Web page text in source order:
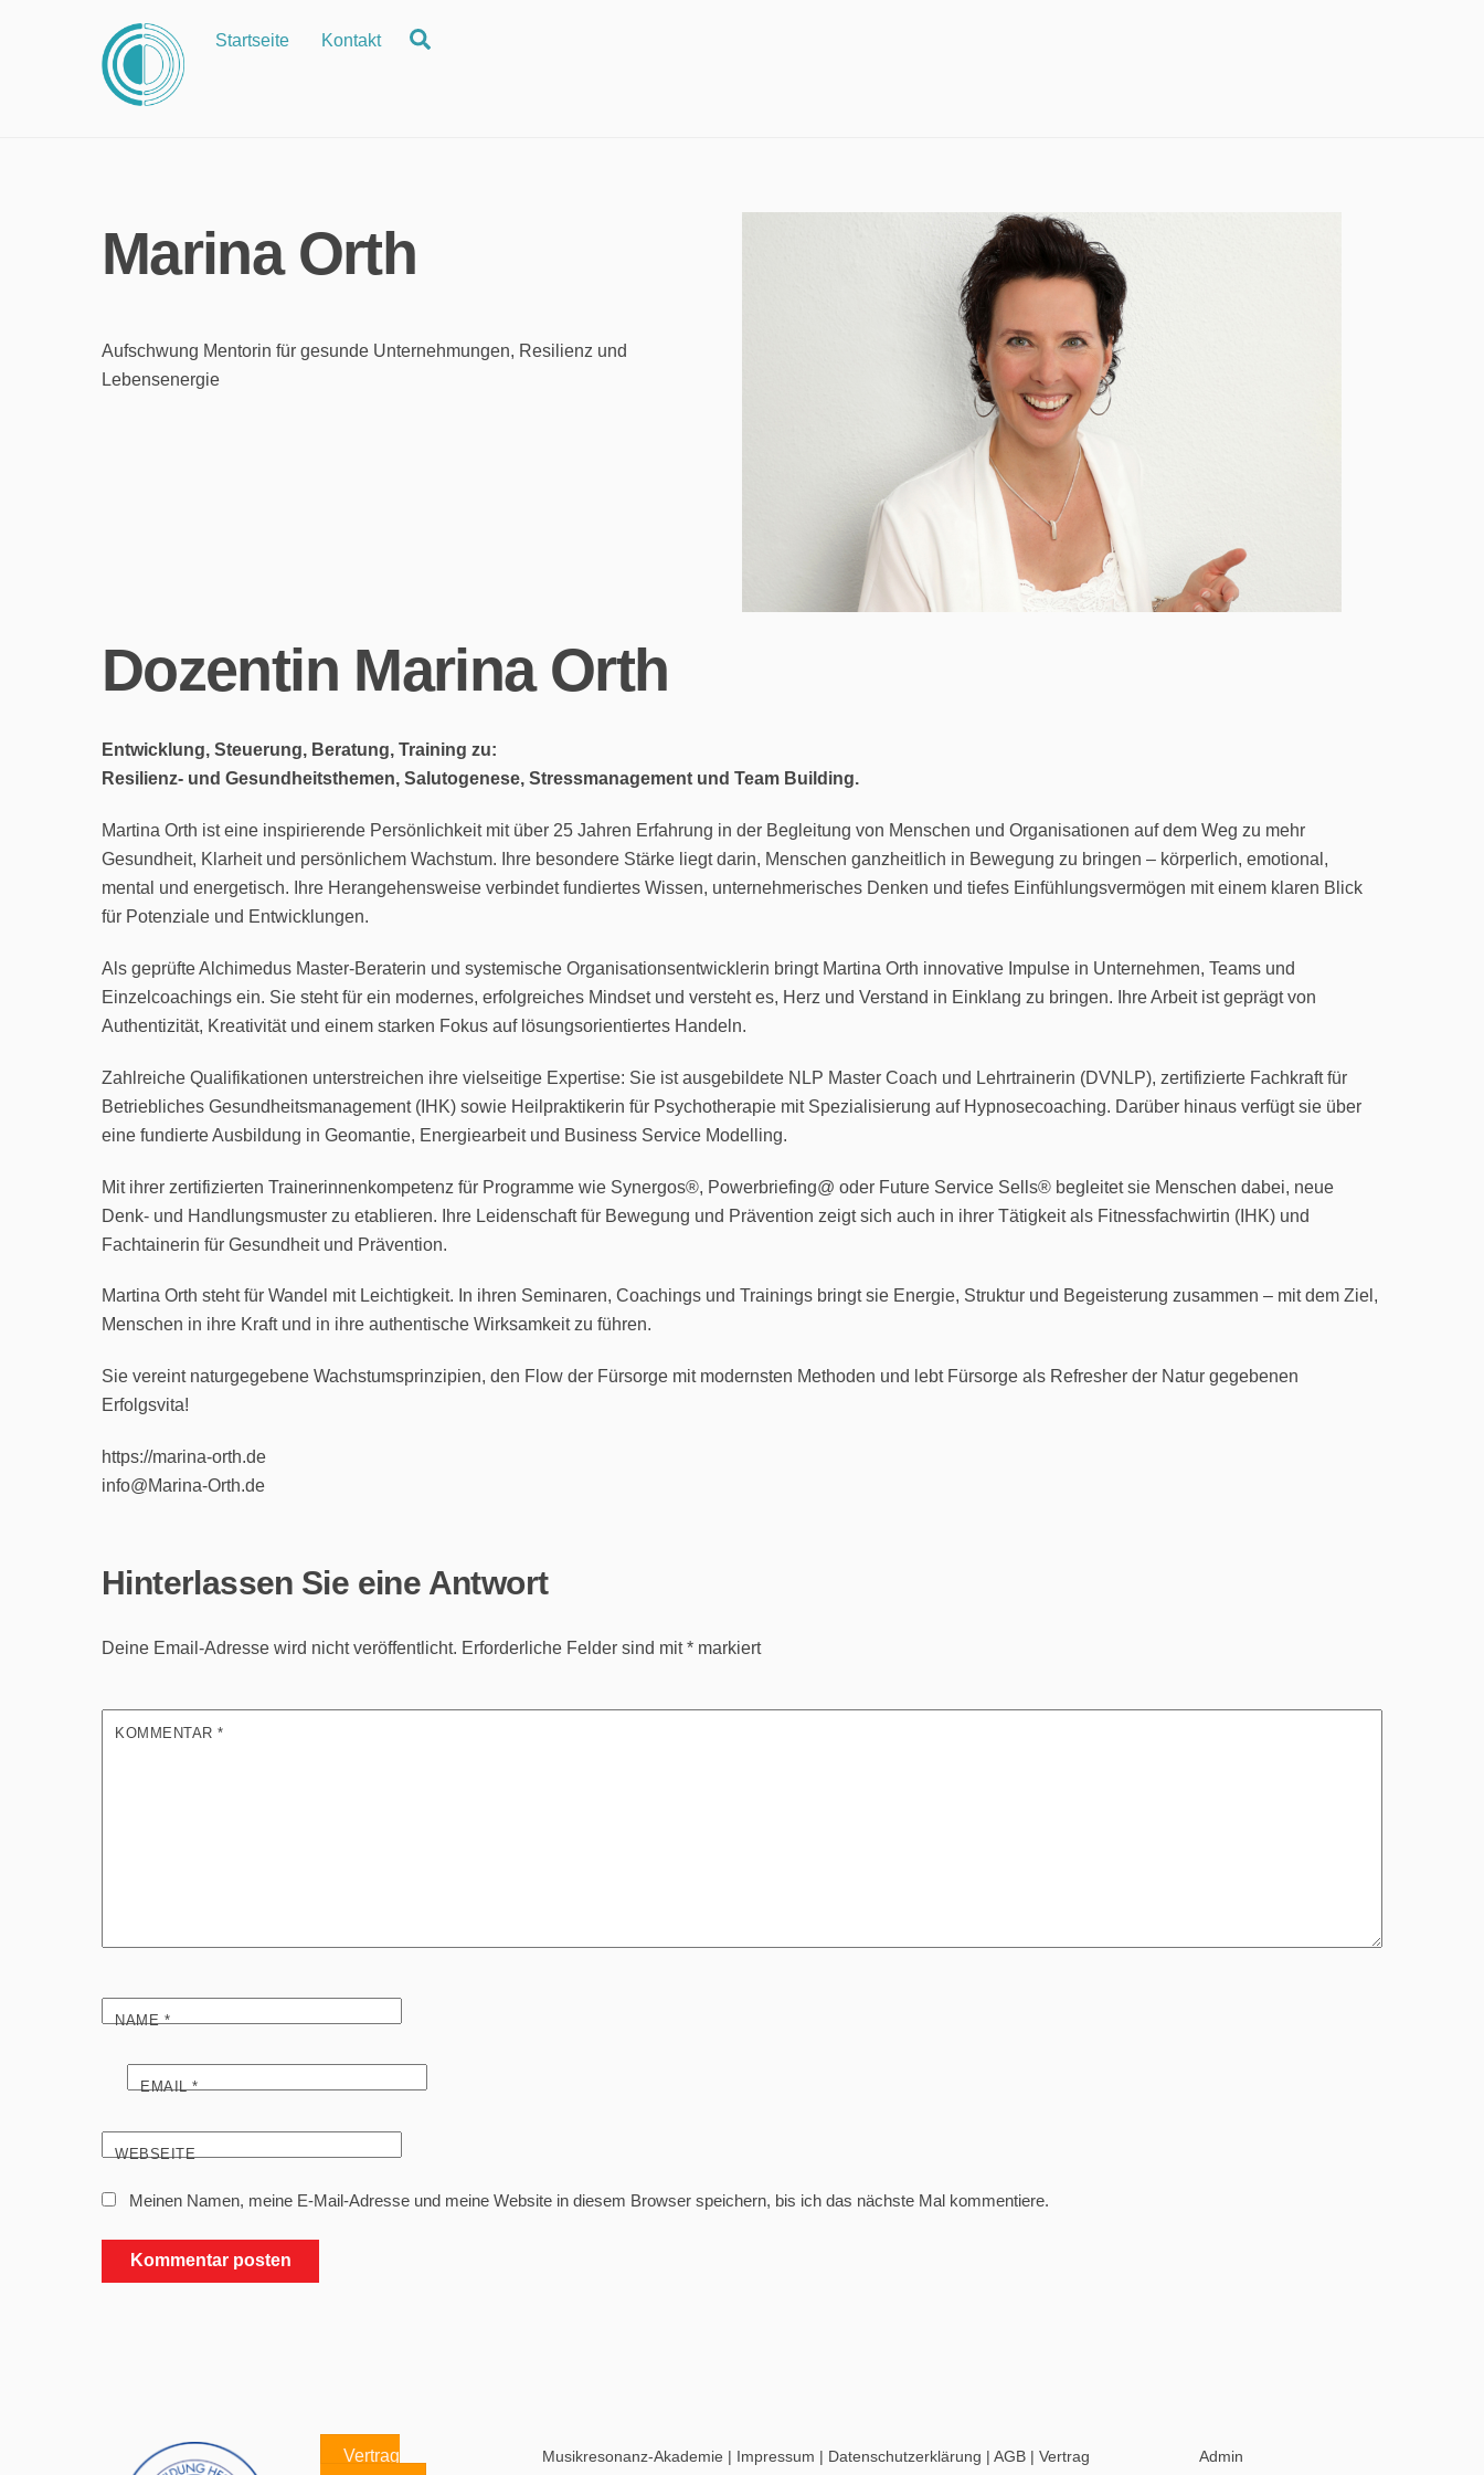
Startseite Kontakt
Marina Orth
Aufschwung Mentorin für gesunde Unternehmungen, Resilienz und
Lebensenergie
Dozentin Marina Orth
Entwicklung, Steuerung, Beratung, Training zu:
Resilienz- und Gesundheitsthemen, Salutogenese, Stressmanagement und Team Building.
Martina Orth ist eine inspirierende Persönlichkeit mit über 25 Jahren Erfahrung in der Begleitung von Menschen und Organisationen auf dem Weg zu mehr
Gesundheit, Klarheit und persönlichem Wachstum. Ihre besondere Stärke liegt darin, Menschen ganzheitlich in Bewegung zu bringen – körperlich, emotional,
mental und energetisch. Ihre Herangehensweise verbindet fundiertes Wissen, unternehmerisches Denken und tiefes Einfühlungsvermögen mit einem klaren Blick
für Potenziale und Entwicklungen.
Als geprüfte Alchimedus Master-Beraterin und systemische Organisationsentwicklerin bringt Martina Orth innovative Impulse in Unternehmen, Teams und
Einzelcoachings ein. Sie steht für ein modernes, erfolgreiches Mindset und versteht es, Herz und Verstand in Einklang zu bringen. Ihre Arbeit ist geprägt von
Authentizität, Kreativität und einem starken Fokus auf lösungsorientiertes Handeln.
Zahlreiche Qualifikationen unterstreichen ihre vielseitige Expertise: Sie ist ausgebildete NLP Master Coach und Lehrtrainerin (DVNLP), zertifizierte Fachkraft für
Betriebliches Gesundheitsmanagement (IHK) sowie Heilpraktikerin für Psychotherapie mit Spezialisierung auf Hypnosecoaching. Darüber hinaus verfügt sie über
eine fundierte Ausbildung in Geomantie, Energiearbeit und Business Service Modelling.
Mit ihrer zertifizierten Trainerinnenkompetenz für Programme wie Synergos®, Powerbriefing@ oder Future Service Sells® begleitet sie Menschen dabei, neue
Denk- und Handlungsmuster zu etablieren. Ihre Leidenschaft für Bewegung und Prävention zeigt sich auch in ihrer Tätigkeit als Fitnessfachwirtin (IHK) und
Fachtainerin für Gesundheit und Prävention.
Martina Orth steht für Wandel mit Leichtigkeit. In ihren Seminaren, Coachings und Trainings bringt sie Energie, Struktur und Begeisterung zusammen – mit dem Ziel,
Menschen in ihre Kraft und in ihre authentische Wirksamkeit zu führen.
Sie vereint naturgegebene Wachstumsprinzipien, den Flow der Fürsorge mit modernsten Methoden und lebt Fürsorge als Refresher der Natur gegebenen
Erfolgsvita!
https://marina-orth.de
info@Marina-Orth.de
Hinterlassen Sie eine Antwort
Deine Email-Adresse wird nicht veröffentlicht. Erforderliche Felder sind mit* markiert
KOMMENTAR*
NAME*
EMAIL*
WEBSEITE
Meinen Namen, meine E-Mail-Adresse und meine Website in diesem Browser speichern, bis ich das nächste Mal kommentiere.
Vertrag Musikresonanz-Akademie | Impressum | Datenschutzerklärung |AGB |Vertrag Admin